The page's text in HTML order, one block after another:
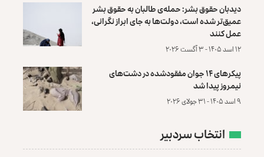
دیدبان حقوق بشر: حمله‌ی طالبان به حقوق بشر
عمیق‌تر شده است، دولت‌ها به جای ابراز نگرانی،
عمل کنند
۱۲ اسد ۱۴۰۵ - ۳ آگست ۲۰۲۶
پیکرهای ۱۴ جوان مفقودشده در دشت‌های
نیمروز پیدا شد
۹ اسد ۱۴۰۵ - ۳۱ جولای ۲۰۲۶
انتخاب سردبیر